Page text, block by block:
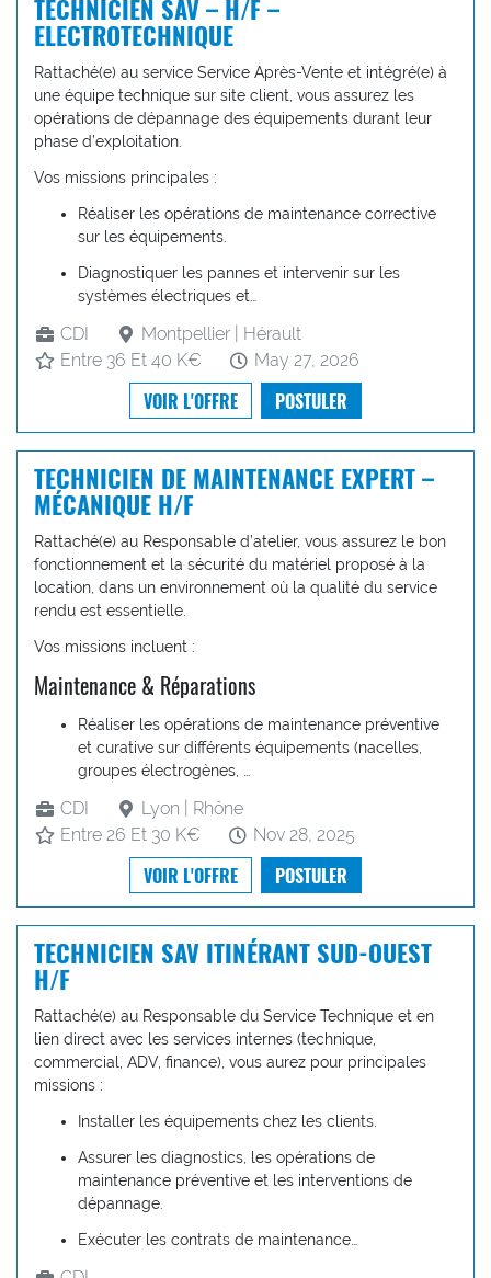
TECHNICIEN SAV – H/F –
ELECTROTECHNIQUE
Rattaché(e) au service Service Après-Vente et intégré(e) à
une équipe technique sur site client, vous assurez les
opérations de dépannage des équipements durant leur
phase d’exploitation.
Vos missions principales :
Réaliser les opérations de maintenance corrective
sur les équipements.
Diagnostiquer les pannes et intervenir sur les
systèmes électriques et…
CDI
Montpellier | Hérault
Entre 36 Et 40 K€
May 27, 2026
VOIR L'OFFRE POSTULER
TECHNICIEN DE MAINTENANCE EXPERT –
MÉCANIQUE H/F
Rattaché(e) au Responsable d’atelier, vous assurez le bon
fonctionnement et la sécurité du matériel proposé à la
location, dans un environnement où la qualité du service
rendu est essentielle.
Vos missions incluent :
Maintenance & Réparations
Réaliser les opérations de maintenance préventive
et curative sur différents équipements (nacelles,
groupes électrogènes, …
CDI
Lyon | Rhône
Entre 26 Et 30 K€
Nov 28, 2025
VOIR L'OFFRE POSTULER
TECHNICIEN SAV ITINÉRANT SUD-OUEST
H/F
Rattaché(e) au Responsable du Service Technique et en
lien direct avec les services internes (technique,
commercial, ADV, finance), vous aurez pour principales
missions :
Installer les équipements chez les clients.
Assurer les diagnostics, les opérations de
maintenance préventive et les interventions de
dépannage.
Exécuter les contrats de maintenance…